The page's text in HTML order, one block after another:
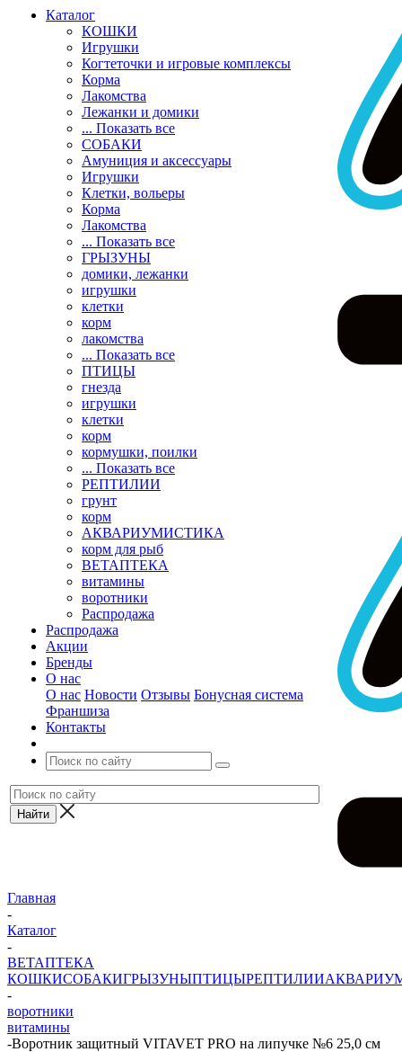
Каталог
КОШКИ
Игрушки
Когтеточки и игровые комплексы
Корма
Лакомства
Лежанки и домики
... Показать все
СОБАКИ
Амуниция и аксессуары
Игрушки
Клетки, вольеры
Корма
Лакомства
... Показать все
ГРЫЗУНЫ
домики, лежанки
игрушки
клетки
корм
лакомства
... Показать все
ПТИЦЫ
гнезда
игрушки
клетки
корм
кормушки, поилки
... Показать все
РЕПТИЛИИ
грунт
корм
АКВАРИУМИСТИКА
корм для рыб
ВЕТАПТЕКА
витамины
воротники
Распродажа
Распродажа
Акции
Бренды
О нас
О нас Новости Отзывы Бонусная система
Франшиза
Контакты
Главная
-
Каталог
-
ВЕТАПТЕКА
КОШКИСОБАКИГРЫЗУНЫПТИЦЫРЕПТИЛИИ
-
воротники
витамины
-Воротник защитный VITAVET PRO на липучке №6 25,0 см